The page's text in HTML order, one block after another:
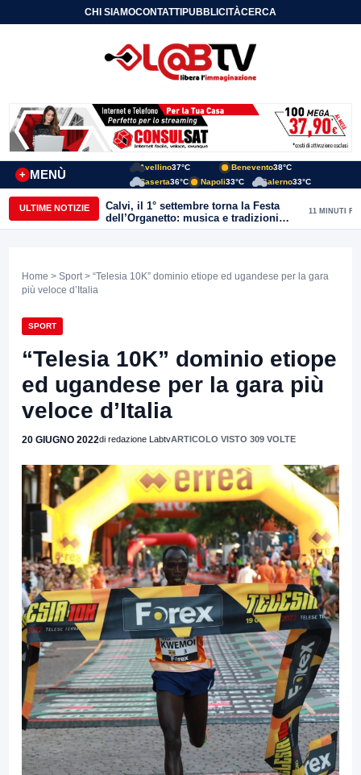
CHI SIAMOCONTATTIPUBBLICITÀCERCA
MENÙ
+
Avellino37°C Benevento38°C
Caserta36°C Napoli33°C Salerno33°C
ULTIME NOTIZIE
Calvi, il 1° settembre torna la Festa
dell’Organetto: musica e tradizioni
popolari dell’entroterra
11 MINUTI FA
Home > Sport > “Telesia 10K” dominio etiope ed ugandese per la gara
più veloce d’Italia
SPORT
“Telesia 10K” dominio etiope
ed ugandese per la gara più
veloce d’Italia
20 GIUGNO 2022di redazione LabtvARTICOLO VISTO 309 VOLTE